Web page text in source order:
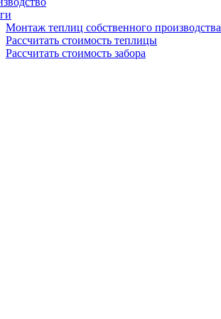
Монтаж теплиц собственного производства
Рассчитать стоимость теплицы
Рассчитать стоимость забора